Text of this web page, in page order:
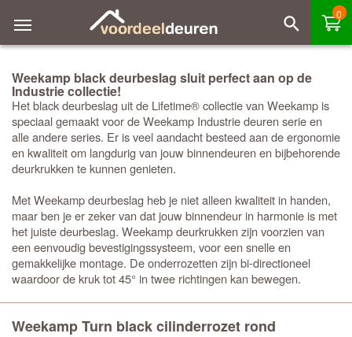
0
Weekamp black deurbeslag sluit perfect aan op de
Industrie collectie!
Het black deurbeslag uit de Lifetime® collectie van Weekamp is
speciaal gemaakt voor de Weekamp Industrie deuren serie en
alle andere series. Er is veel aandacht besteed aan de ergonomie
en kwaliteit om langdurig van jouw binnendeuren en bijbehorende
deurkrukken te kunnen genieten.
Met Weekamp deurbeslag heb je niet alleen kwaliteit in handen,
maar ben je er zeker van dat jouw binnendeur in harmonie is met
het juiste deurbeslag. Weekamp deurkrukken zijn voorzien van
een eenvoudig bevestigingssysteem, voor een snelle en
gemakkelijke montage. De onderrozetten zijn bi-directioneel
waardoor de kruk tot 45° in twee richtingen kan bewegen.
Weekamp Turn black cilinderrozet rond